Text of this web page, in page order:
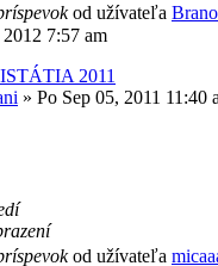
od užívateľa
7:57 am
2011
» Po Sep 05, 2011 11:40
od užívateľa